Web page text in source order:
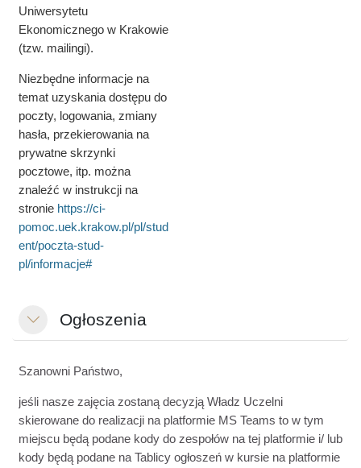
Uniwersytetu
Ekonomicznego w Krakowie
(tzw. mailingi).
Niezbędne informacje na
temat uzyskania dostępu do
poczty, logowania, zmiany
hasła, przekierowania na
prywatne skrzynki
pocztowe, itp. można
znaleźć w instrukcji na
stronie https://ci-
pomoc.uek.krakow.pl/pl/stud
ent/poczta-stud-
pl/informacje#
EinklappenOgłoszenia
Szanowni Państwo,
jeśli nasze zajęcia zostaną decyzją Władz Uczelni
skierowane do realizacji na platformie MS Teams to w tym
miejscu będą podane kody do zespołów na tej platformie i/ lub
kody będą podane na Tablicy ogłoszeń w kursie na platformie